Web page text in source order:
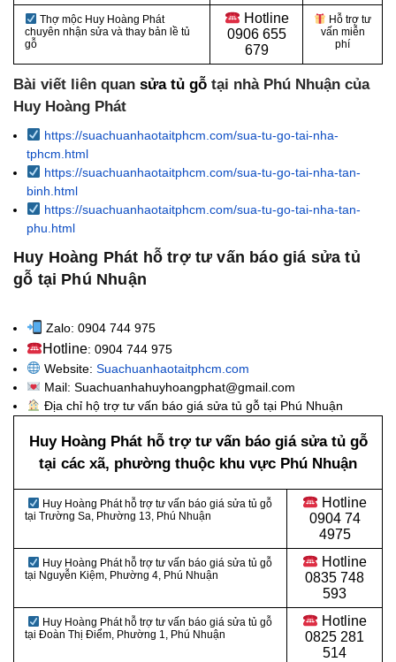
Thợ mộc Huy Hoàng Phát
chuyên nhận sửa và thay bản lề tủ
gỗ
Hotline
0906 655
679
Hỗ trợ tư
vấn miễn
phí
Bài viết liên quan sửa tủ gỗ tại nhà Phú Nhuận của
Huy Hoàng Phát
https://suachuanhaotaitphcm.com/sua-tu-go-tai-nha-
tphcm.html
https://suachuanhaotaitphcm.com/sua-tu-go-tai-nha-tan-
binh.html
https://suachuanhaotaitphcm.com/sua-tu-go-tai-nha-tan-
phu.html
Huy Hoàng Phát hỗ trợ tư vấn báo giá sửa tủ
gỗ tại Phú Nhuận
Zalo: 0904 744 975
Hotline: 0904 744 975
Website: Suachuanhaotaitphcm.com
Mail: Suachuanhahuyhoangphat@gmail.com
Địa chỉ hộ trợ tư vấn báo giá sửa tủ gỗ tại Phú Nhuận
Huy Hoàng Phát hỗ trợ tư vấn báo giá sửa tủ gỗ
tại các xã, phường thuộc khu vực Phú Nhuận
Huy Hoàng Phát hỗ trợ tư vấn báo giá sửa tủ gỗ
tại Trường Sa, Phường 13, Phú Nhuận
Hotline
0904 74
4975
Huy Hoàng Phát hỗ trợ tư vấn báo giá sửa tủ gỗ
tại Nguyễn Kiệm, Phường 4, Phú Nhuận
Hotline
0835 748
593
Huy Hoàng Phát hỗ trợ tư vấn báo giá sửa tủ gỗ
tại Đoàn Thị Điểm, Phường 1, Phú Nhuận
Hotline
0825 281
514